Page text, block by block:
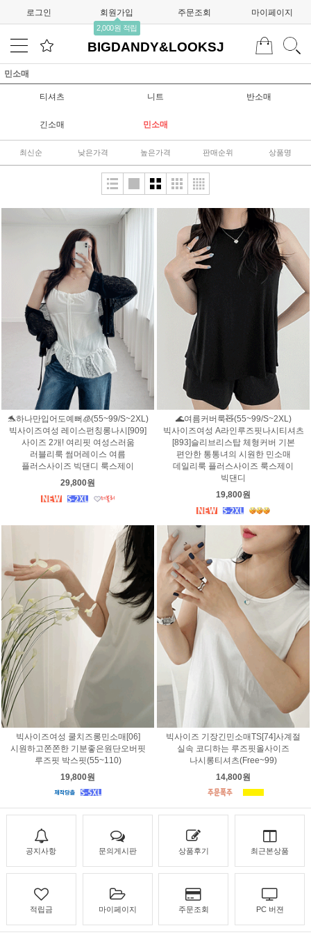
로그인 회원가입
2,000원 적립
주문조회 마이페이지
BIGDANDY&LOOKSJ
민소매
티셔츠 니트 반소매
긴소매 민소매
최신순 낮은가격 높은가격 판매순위 상품명
🐬하나만입어도예뻐🧊(55~99/S~2XL)
빅사이즈여성 레이스펀칭롱나시[909]
사이즈 2개! 여리핏 여성스러움
러블리룩 썸머레이스 여름
플러스사이즈 빅댄디 룩스제이
29,800원
🌊여름커버룩🧸(55~99/S~2XL)
빅사이즈여성 A라인루즈핏나시티셔츠
[893]슬리브리스탑 체형커버 기본
편안한 통통녀의 시원한 민소매
데일리룩 플러스사이즈 룩스제이
빅댄디
19,800원
빅사이즈여성 쿨치즈롱민소매[06]
시원하고쫀쫀한 기분좋은원단오버핏
루즈핏 박스핏(55~110)
19,800원
빅사이즈 기장긴민소매TS[74]사계절
실속 코디하는 루즈핏올사이즈
나시롱티셔츠(Free~99)
14,800원
공지사항 문의게시판 상품후기 최근본상품
적립금 마이페이지 주문조회 PC 버젼